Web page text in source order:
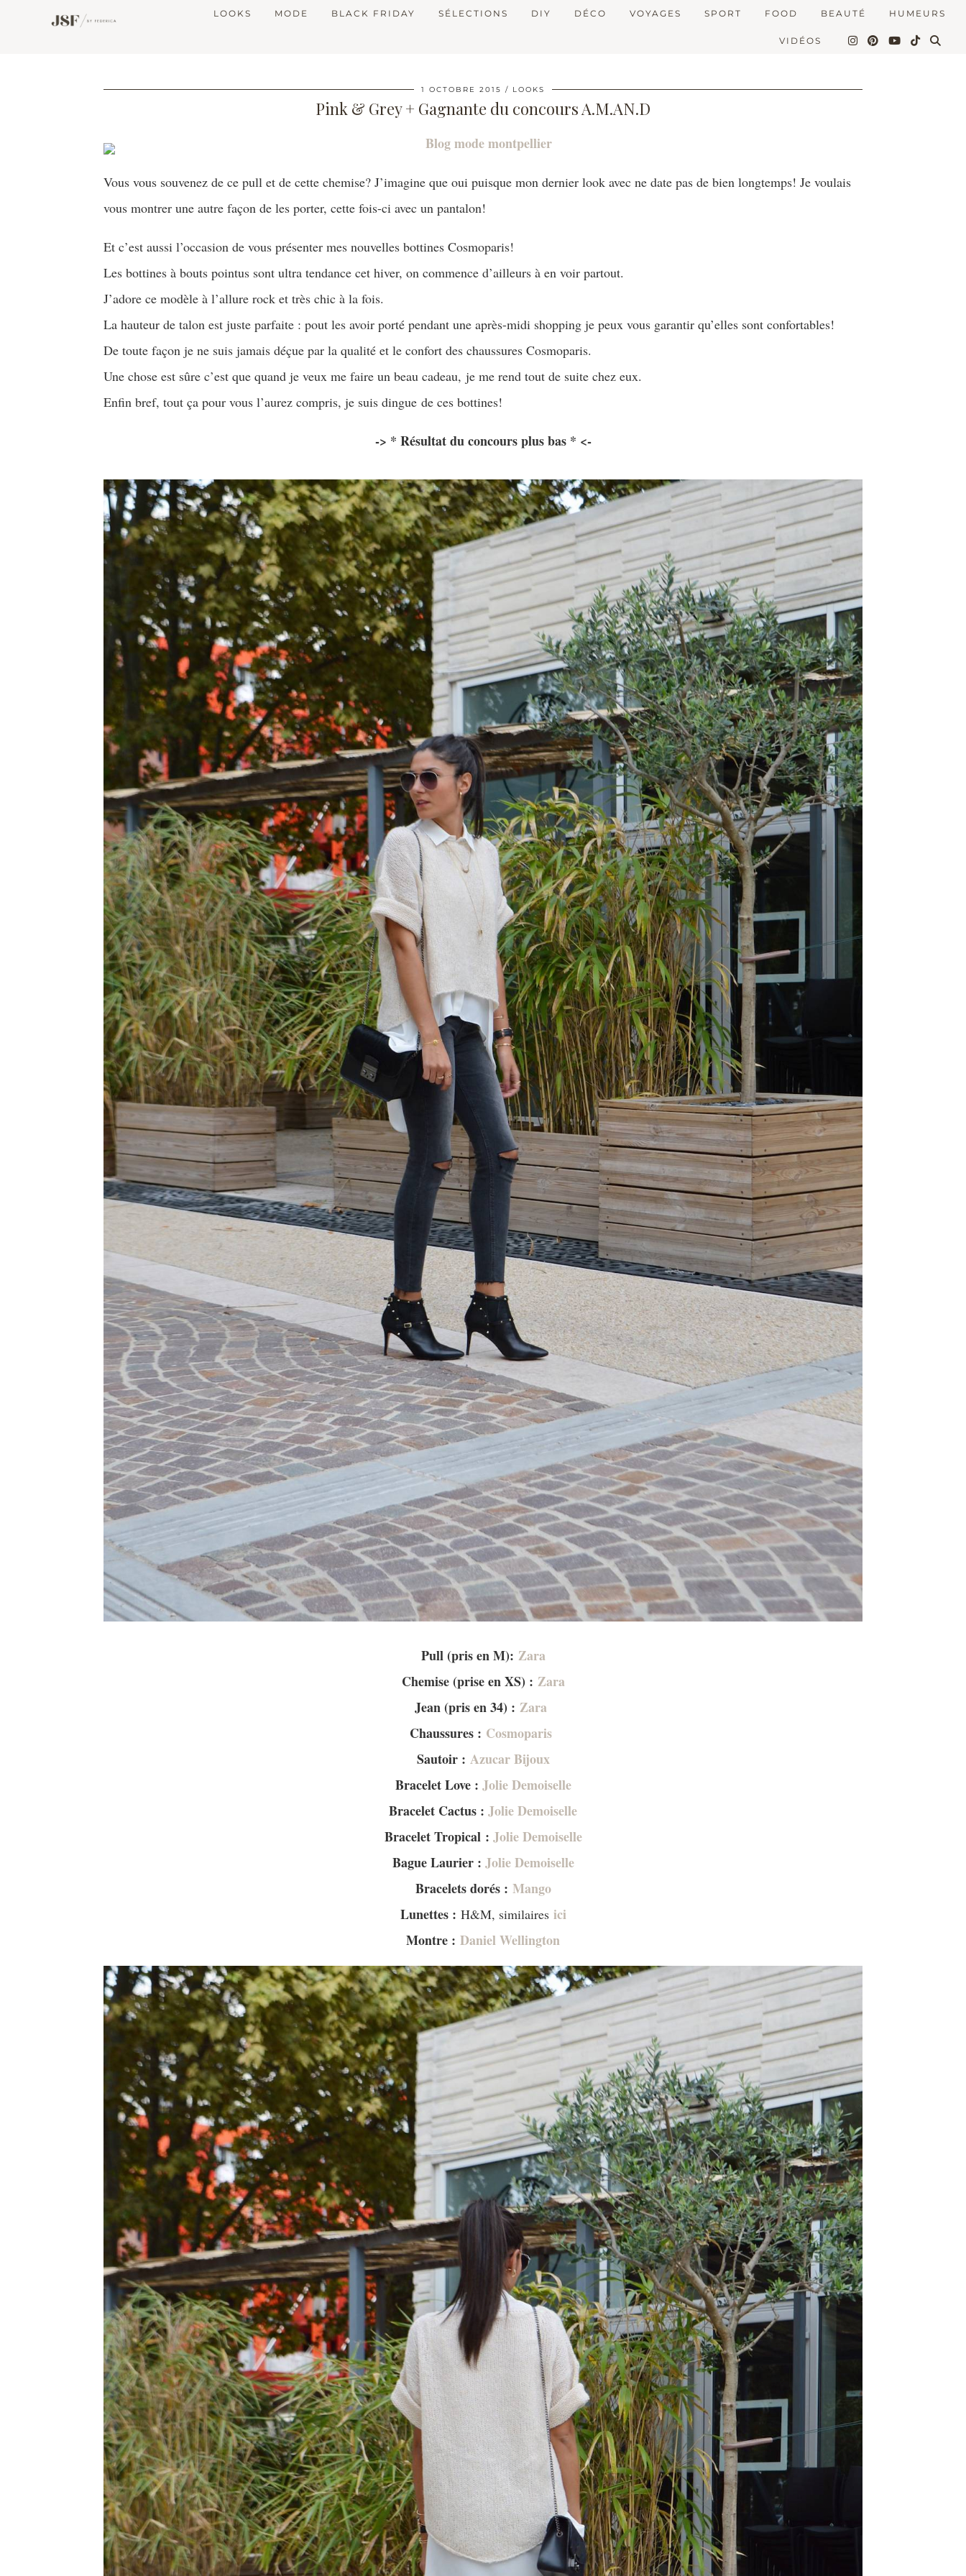
LOOKS MODE BLACK FRIDAY SÉLECTIONS DIY DÉCO VOYAGES SPORT FOOD BEAUTÉ HUMEURS
VIDÉOS
1 OCTOBRE 2015 LOOKS
Pink & Grey + Gagnante du concours A.M.AN.D
Vous vous souvenez de ce pull et de cette chemise? J’imagine que oui puisque mon dernier look avec ne date pas de bien longtemps! Je voulais
vous montrer une autre façon de les porter, cette fois-ci avec un pantalon!
Et c’est aussi l’occasion de vous présenter mes nouvelles bottines Cosmoparis!
Les bottines à bouts pointus sont ultra tendance cet hiver, on commence d’ailleurs à en voir partout.
J’adore ce modèle à l’allure rock et très chic à la fois.
La hauteur de talon est juste parfaite : pout les avoir porté pendant une après-midi shopping je peux vous garantir qu’elles sont confortables!
De toute façon je ne suis jamais déçue par la qualité et le confort des chaussures Cosmoparis.
Une chose est sûre c’est que quand je veux me faire un beau cadeau, je me rend tout de suite chez eux.
Enfin bref, tout ça pour vous l’aurez compris, je suis dingue de ces bottines!
-> * Résultat du concours plus bas * <-
Pull (pris en M): Zara
Chemise (prise en XS) : Zara
Jean (pris en 34) : Zara
Chaussures : Cosmoparis
Sautoir : Azucar Bijoux
Bracelet Love : Jolie Demoiselle
Bracelet Cactus : Jolie Demoiselle
Bracelet Tropical : Jolie Demoiselle
Bague Laurier : Jolie Demoiselle
Bracelets dorés : Mango
Lunettes : H&M, similairesici
Montre : Daniel Wellington